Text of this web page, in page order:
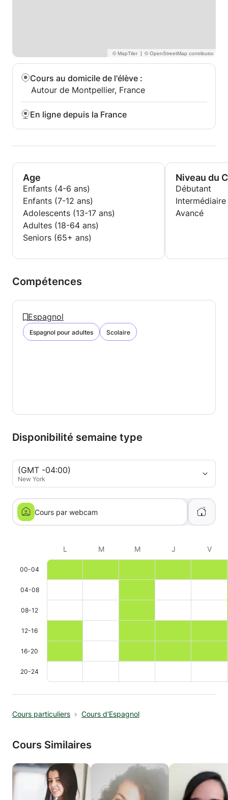
|
Cours au domicile de l'élève :
Autour de Montpellier, France
En ligne depuis la France
Age
Enfants (4-6 ans)
Enfants (7-12 ans)
Adolescents (13-17 ans)
Adultes (18-64 ans)
Seniors (65+ ans)
Niveau du
Débutant
Intermédiaire
Avancé
Compétences
Espagnol
Espagnol pour adultes Scolaire
Disponibilité semaine type
(GMT -04:00)
New York
Cours par webcam
L M M J V
00-04
04-08
08-12
12-16
16-20
20-24
Cours particuliers Cours d'Espagnol
Cours Similaires